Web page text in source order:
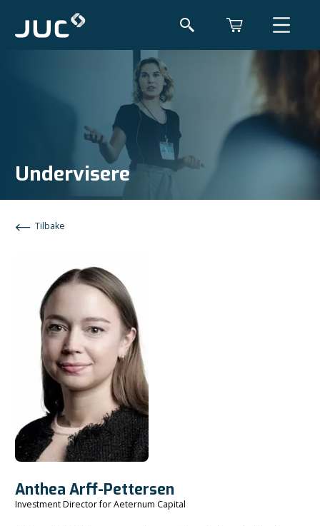
Undervisere
Tilbake
Anthea Arff-Pettersen
Investment Director for Aeternum Capital